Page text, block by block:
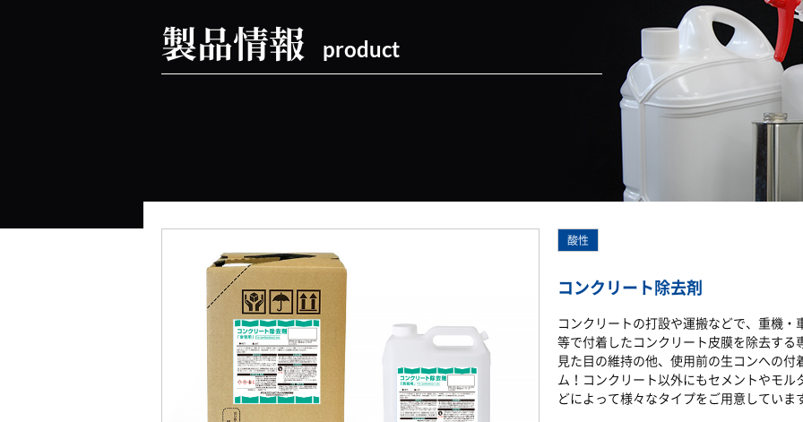
製品情報 product
コンクリート除去剤
コンクリートの打設や運搬などで、重機
等で付着したコンクリート皮膜を除去す
見た目の維持の他、使用前の生コンへの
ム！コンクリート以外にもセメントやモ
どによって様々なタイプをご用意していま